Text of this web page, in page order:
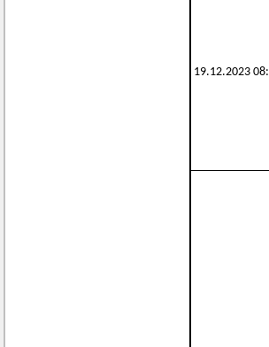
19.12.2023